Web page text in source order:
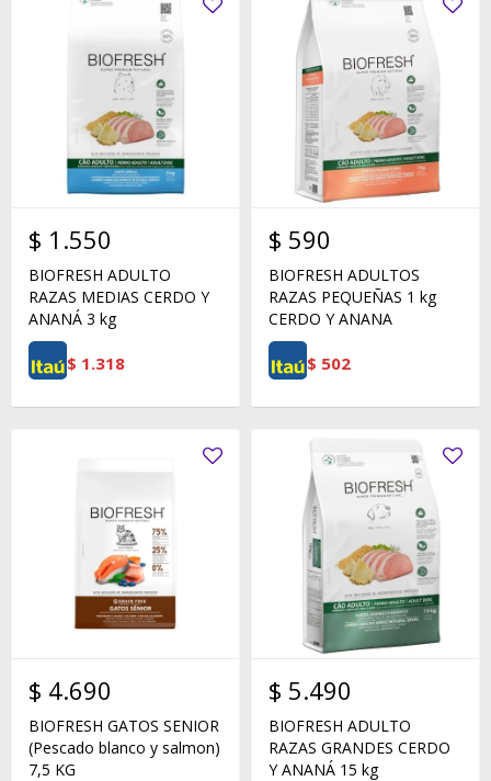
$ 1.550
BIOFRESH ADULTO
RAZAS MEDIAS CERDO Y
ANANÁ 3 kg
$ 1.318
$ 590
BIOFRESH ADULTOS
RAZAS PEQUEÑAS 1 kg
CERDO Y ANANA
$ 502
$ 4.690
BIOFRESH GATOS SENIOR
(Pescado blanco y salmon)
7,5 KG
$ 5.490
BIOFRESH ADULTO
RAZAS GRANDES CERDO
Y ANANÁ 15 kg